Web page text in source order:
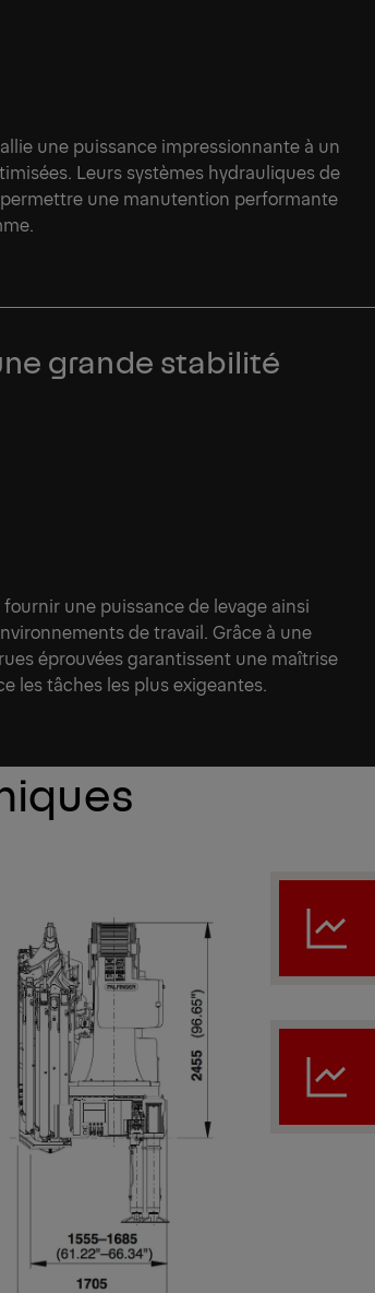
une puissance impressionnante à un
Leurs systèmes hydrauliques de
une manutention performante
grande stabilité
une puissance de levage ainsi
de travail. Grâce à une
éprouvées garantissent une maîtrise
les tâches les plus exigeantes.